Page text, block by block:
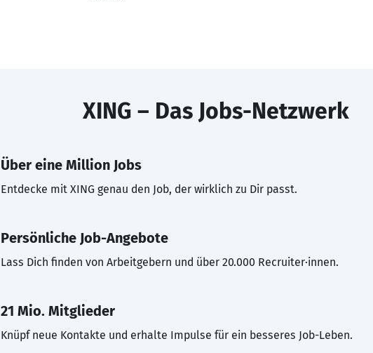
XING – Das Jobs-Netzwerk
Über eine Million Jobs
Entdecke mit XING genau den Job, der wirklich zu Dir passt.
Persönliche Job-Angebote
Lass Dich finden von Arbeitgebern und über 20.000 Recruiter·innen.
21 Mio. Mitglieder
Knüpf neue Kontakte und erhalte Impulse für ein besseres Job-Leben.